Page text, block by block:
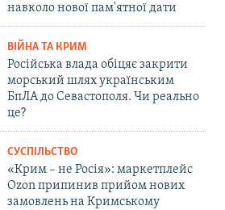
навколо нової пам'ятної дати
ВІЙНА ТА КРИМ
Російська влада обіцяє закрити
морський шлях українським
БпЛА до Севастополя. Чи реально
це?
СУСПІЛЬСТВО
«Крим – не Росія»: маркетплейс
Ozon припинив прийом нових
замовлень на Кримському